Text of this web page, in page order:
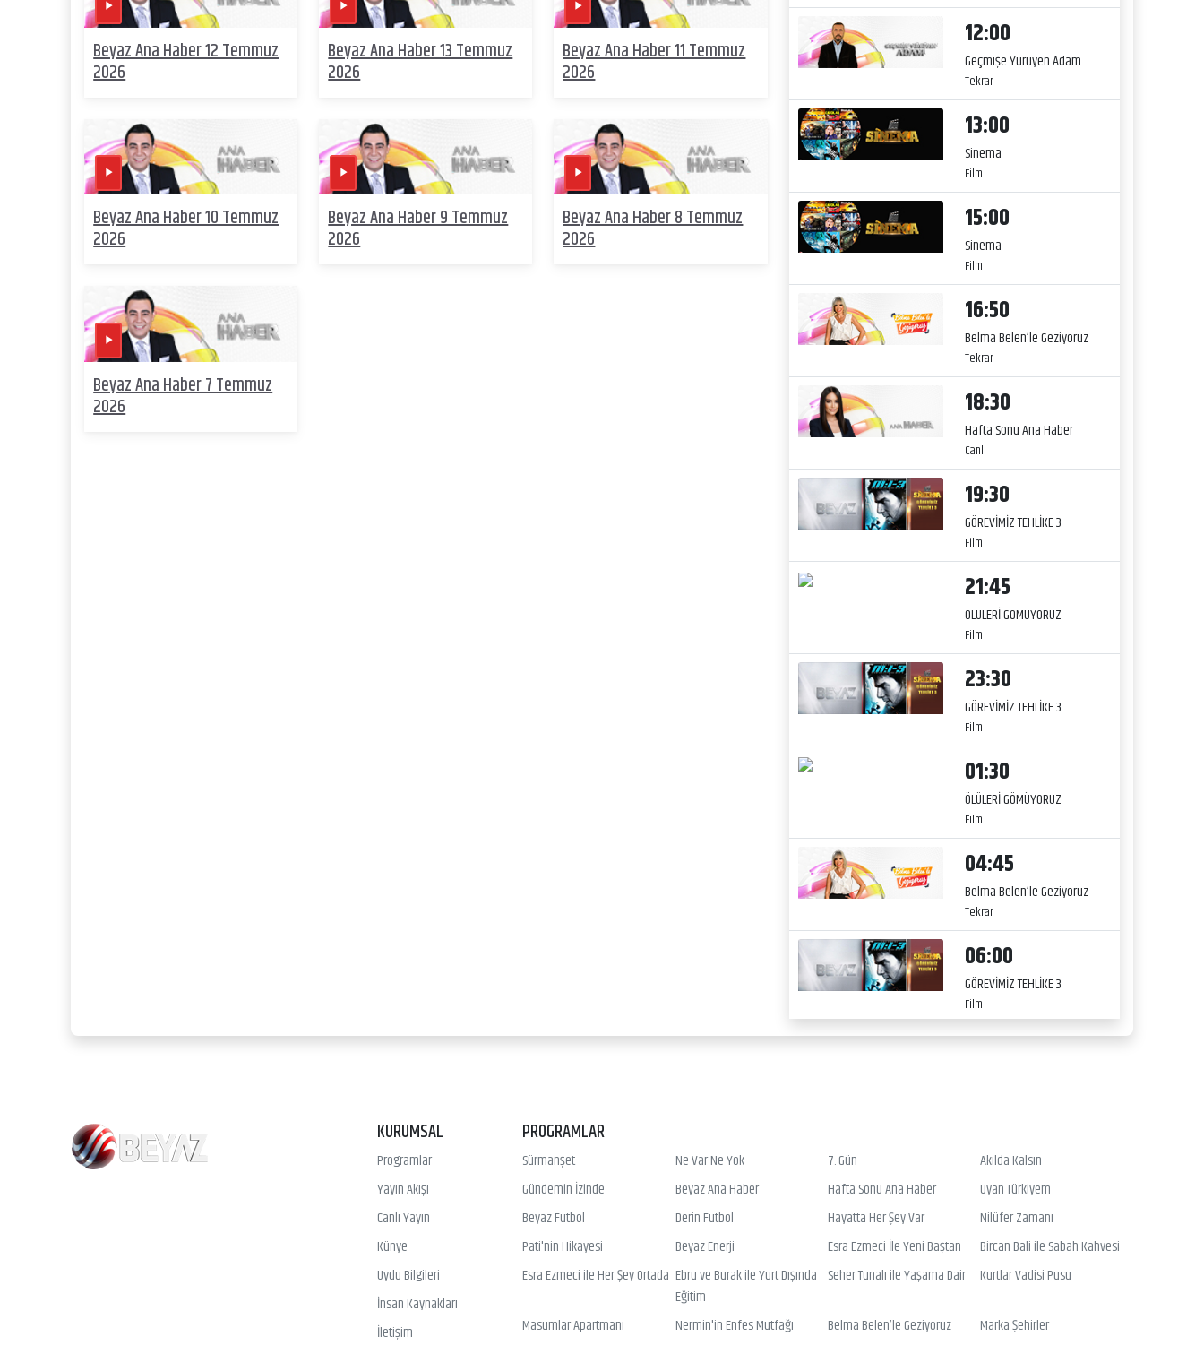
Beyaz Ana Haber 12 Temmuz
2026
Beyaz Ana Haber 13 Temmuz
2026
Beyaz Ana Haber 11 Temmuz
2026
Beyaz Ana Haber 10 Temmuz
2026
Beyaz Ana Haber 9 Temmuz
2026
Beyaz Ana Haber 8 Temmuz
2026
Beyaz Ana Haber 7 Temmuz
2026
12:00
Geçmişe Yürüyen Adam
Tekrar
13:00
Sinema
Film
15:00
Sinema
Film
16:50
Belma Belen’le Geziyoruz
Tekrar
18:30
Hafta Sonu Ana Haber
Canlı
19:30
GÖREVİMİZ TEHLİKE 3
Film
21:45
ÖLÜLERİ GÖMÜYORUZ
Film
23:30
GÖREVİMİZ TEHLİKE 3
Film
01:30
ÖLÜLERİ GÖMÜYORUZ
Film
04:45
Belma Belen’le Geziyoruz
Tekrar
06:00
GÖREVİMİZ TEHLİKE 3
Film
KURUMSAL
Programlar
Yayın Akışı
Canlı Yayın
Künye
Uydu Bilgileri
İnsan Kaynakları
İletişim
PROGRAMLAR
Sürmanşet Ne Var Ne Yok 7. Gün
Akılda Kalsın
Gündemin İzinde
Beyaz Ana Haber Hafta Sonu Ana Haber
Uyan Türkiyem
Beyaz Futbol
Derin Futbol Hayatta Her Şey Var
Nilüfer Zamanı
Pati'nin Hikayesi
Beyaz Enerji Esra Ezmeci İle Yeni Baştan
Bircan Bali ile Sabah Kahvesi
Esra Ezmeci ile Her Şey Ortada Ebru ve Burak ile Yurt Dışında
Eğitim
Seher Tunalı ile Yaşama Dair Kurtlar Vadisi Pusu
Masumlar Apartmanı Nermin'in Enfes Mutfağı Belma Belen’le Geziyoruz
Marka Şehirler